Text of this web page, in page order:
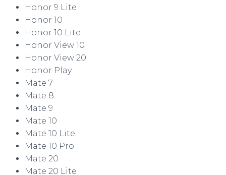
Honor 9 Lite
Honor 10
Honor 10 Lite
Honor View 10
Honor View 20
Honor Play
Mate 7
Mate 8
Mate 9
Mate 10
Mate 10 Lite
Mate 10 Pro
Mate 20
Mate 20 Lite